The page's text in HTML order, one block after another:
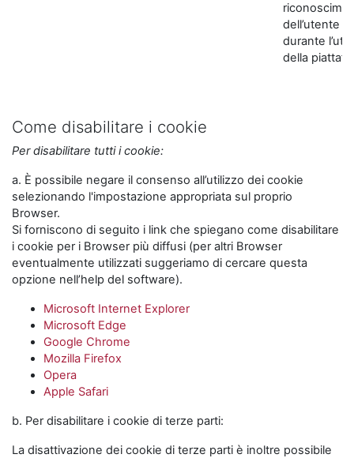
dell’utente
durante
della
Come disabilitare i cookie
Per disabilitare tutti i cookie:
a. È possibile negare il consenso all’utilizzo dei cookie
selezionando l'impostazione appropriata sul proprio
Browser.
Si forniscono di seguito i link che spiegano come disabilitare
i cookie per i Browser più diffusi (per altri Browser
eventualmente utilizzati suggeriamo di cercare questa
opzione nell’help del software).
Microsoft Internet Explorer
Microsoft Edge
Google Chrome
Mozilla Firefox
Opera
Apple Safari
b. Per disabilitare i cookie di terze parti:
La disattivazione dei cookie di terze parti è inoltre possibile